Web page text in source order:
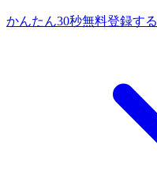
かんたん30秒無料登録する